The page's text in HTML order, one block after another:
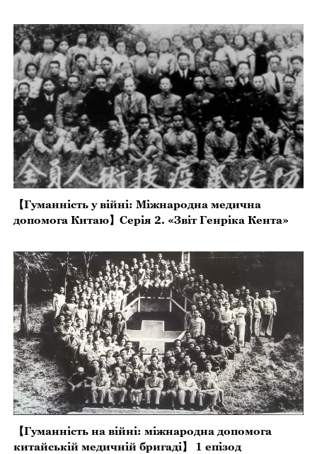
【Гуманність у війні: Міжнародна медична
допомога Китаю】Серія 2. «Звіт Генріка Кента»
【Гуманність на війні: міжнародна допомога
китайській медичній бригаді】 1 епізод